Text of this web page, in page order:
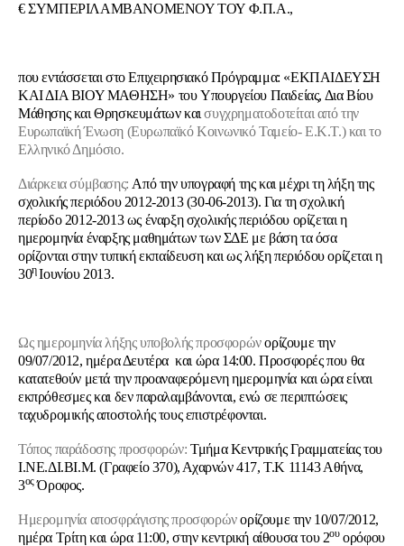
€ ΣΥΜΠΕΡΙΛΑΜΒΑΝΟΜΕΝΟΥ ΤΟΥ Φ.Π.Α.,
που εντάσσεται στο Επιχειρησιακό Πρόγραμμα: «ΕΚΠΑΙΔΕΥΣΗ
ΚΑΙ ΔΙΑ ΒΙΟΥ ΜΑΘΗΣΗ» του Υπουργείου Παιδείας, Δια Βίου
Μάθησης και Θρησκευμάτων καισυγχρηματοδοτείται από την
Ευρωπαϊκή Ένωση (Ευρωπαϊκό Κοινωνικό Ταμείο- Ε.Κ.Τ.) και το
Ελληνικό Δημόσιο.
Διάρκεια σύμβασης: Από την υπογραφή της και μέχρι τη λήξη της
σχολικής περιόδου 2012-2013 (30-06-2013). Για τη σχολική
περίοδο 2012-2013 ως έναρξη σχολικής περιόδου ορίζεται η
ημερομηνία έναρξης μαθημάτων των ΣΔΕ με βάση τα όσα
ορίζονται στην τυπική εκπαίδευση και ως λήξη περιόδου ορίζεται η
30ηΙουνίου 2013.
Ως ημερομηνία λήξης υποβολής προσφορώνορίζουμε την
09/07/2012, ημέρα Δευτέρα και ώρα 14:00. Προσφορές που θα
κατατεθούν μετά την προαναφερόμενη ημερομηνία και ώρα είναι
εκπρόθεσμες και δεν παραλαμβάνονται, ενώ σε περιπτώσεις
ταχυδρομικής αποστολής τους επιστρέφονται.
Τόπος παράδοσης προσφορών: Τμήμα Κεντρικής Γραμματείας του
Ι.ΝΕ.ΔΙ.ΒΙ.Μ. (Γραφείο 370), Αχαρνών 417, Τ.Κ 11143 Αθήνα,
3οςΌροφος.
Ημερομηνία αποσφράγισης προσφορώνορίζουμε την 10/07/2012,
ημέρα Τρίτη και ώρα 11:00, στην κεντρική αίθουσα του 2ουορόφου